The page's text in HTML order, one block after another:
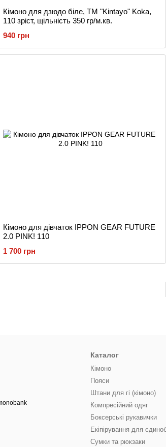
Кімоно для дзюдо біле, TM "Kintayo" Koka,
110 зріст, щільність 350 гр/м.кв.
940 грн
Кімоно для дівчаток IPPON GEAR FUTURE
2.0 PINK! 110
1 700 грн
Каталог
Кімоно
Пояси
Штани для гі (кімоно)
Компресійний одяг
Боксерські рукавички
Екіпірування для
Сумки та рюкзаки